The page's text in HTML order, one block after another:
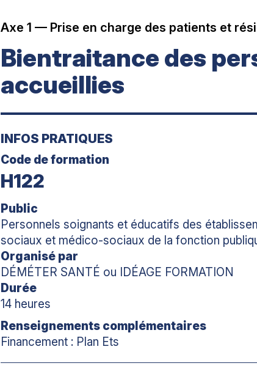
Axe 1 — Prise en charge des patients et
Bientraitance des
accueillies
INFOS PRATIQUES
Code de formation
H122
Public
Personnels soignants et éducatifs des
sociaux et médico-sociaux de la fonction
Organisé par
DÉMÉTER SANTÉ ou IDÉAGE FORMATION
Durée
14 heures
Renseignements complémentaires
Financement : Plan Ets